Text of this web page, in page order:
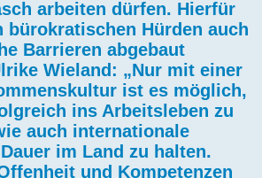
arbeiten dürfen. Hierfür
bürokratischen Hürden auch
Barrieren abgebaut
Wieland: „Nur mit einer
ist es möglich,
ins Arbeitsleben zu
auch internationale
im Land zu halten.
und Kompetenzen